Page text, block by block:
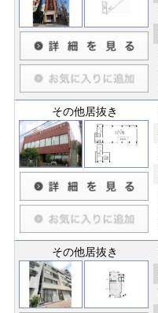
その他居抜き
その他居抜き